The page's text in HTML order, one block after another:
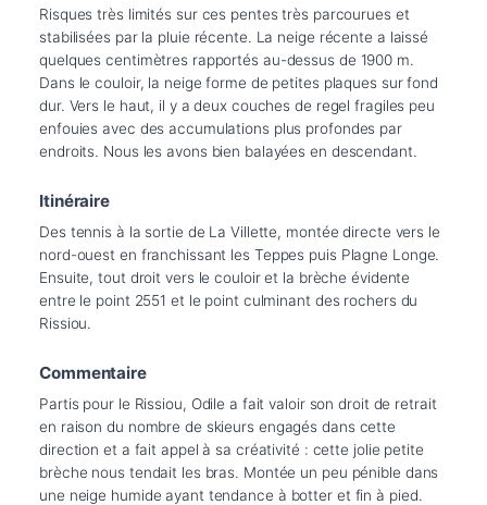
Risques très limités sur ces pentes très parcourues et
stabilisées par la pluie récente. La neige récente a laissé
quelques centimètres rapportés au-dessus de 1900 m.
Dans le couloir, la neige forme de petites plaques sur fond
dur. Vers le haut, il y a deux couches de regel fragiles peu
enfouies avec des accumulations plus profondes par
endroits. Nous les avons bien balayées en descendant.
Itinéraire
Des tennis à la sortie de La Villette, montée directe vers le
nord-ouest en franchissant les Teppes puis Plagne Longe.
Ensuite, tout droit vers le couloir et la brèche évidente
entre le point 2551 et le point culminant des rochers du
Rissiou.
Commentaire
Partis pour le Rissiou, Odile a fait valoir son droit de retrait
en raison du nombre de skieurs engagés dans cette
direction et a fait appel à sa créativité : cette jolie petite
brèche nous tendait les bras. Montée un peu pénible dans
une neige humide ayant tendance à botter et fin à pied.